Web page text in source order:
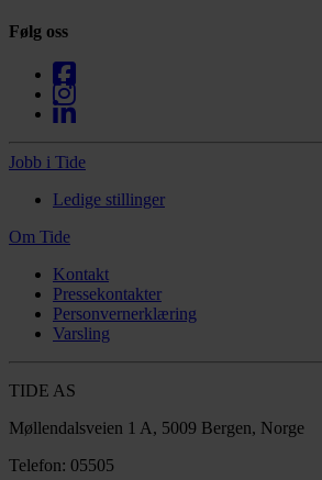
Følg oss
Jobb i Tide
Ledige stillinger
Om Tide
Kontakt
Pressekontakter
Personvernerklæring
Varsling
TIDE AS
Møllendalsveien 1 A, 5009 Bergen, Norge
Telefon: 05505